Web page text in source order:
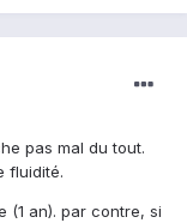
pas mal du tout.
fluidité.
(1 an). par contre, si